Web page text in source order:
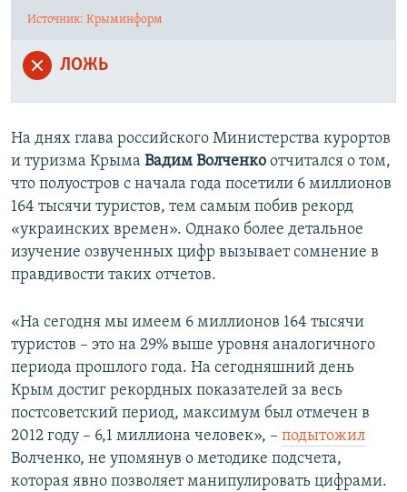
Источник: Крыминформ
ЛОЖЬ
На днях глава российского Министерства курортов
и туризма Крыма Вадим Волченко отчитался о том,
что полуостров с начала года посетили 6 миллионов
164 тысячи туристов, тем самым побив рекорд
«украинских времен». Однако более детальное
изучение озвученных цифр вызывает сомнение в
правдивости таких отчетов.
«На сегодня мы имеем 6 миллионов 164 тысячи
туристов – это на 29% выше уровня аналогичного
периода прошлого года. На сегодняшний день
Крым достиг рекордных показателей за весь
постсоветский период, максимум был отмечен в
2012 году – 6,1 миллиона человек», –​ подытожил
Волченко, не упомянув о методике подсчета,
которая явно позволяет манипулировать цифрами.